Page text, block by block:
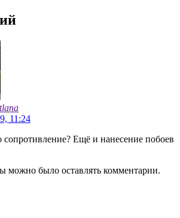
11:24
сопротивление? Ещё и нанесение побоев
можно было оставлять комментарии.